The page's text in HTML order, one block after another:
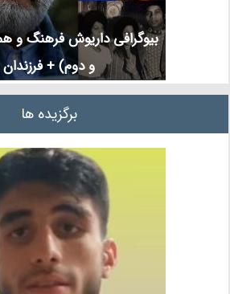
بیوگرافی داریوش فرهنگ
و دوم) + فرزندان
برگزیده ها